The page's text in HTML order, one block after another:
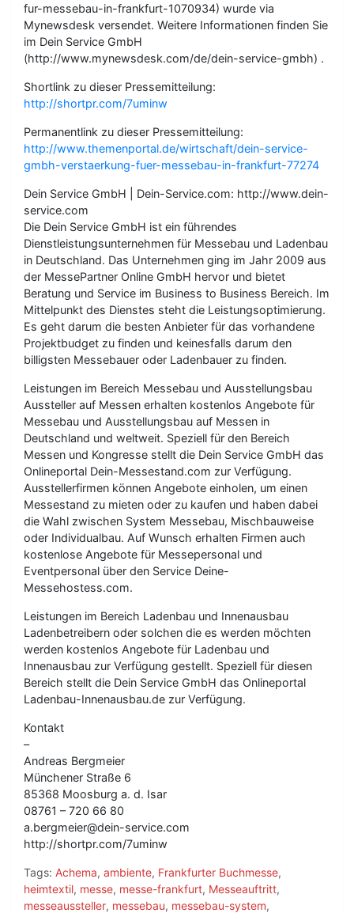
fur-messebau-in-frankfurt-1070934) wurde via
Mynewsdesk versendet. Weitere Informationen finden Sie
im Dein Service GmbH
(http://www.mynewsdesk.com/de/dein-service-gmbh) .
Shortlink zu dieser Pressemitteilung:
http://shortpr.com/7uminw
Permanentlink zu dieser Pressemitteilung:
http://www.themenportal.de/wirtschaft/dein-service-
gmbh-verstaerkung-fuer-messebau-in-frankfurt-77274
Dein Service GmbH | Dein-Service.com: http://www.dein-
service.com
Die Dein Service GmbH ist ein führendes
Dienstleistungsunternehmen für Messebau und Ladenbau
in Deutschland. Das Unternehmen ging im Jahr 2009 aus
der MessePartner Online GmbH hervor und bietet
Beratung und Service im Business to Business Bereich. Im
Mittelpunkt des Dienstes steht die Leistungsoptimierung.
Es geht darum die besten Anbieter für das vorhandene
Projektbudget zu finden und keinesfalls darum den
billigsten Messebauer oder Ladenbauer zu finden.
Leistungen im Bereich Messebau und Ausstellungsbau
Aussteller auf Messen erhalten kostenlos Angebote für
Messebau und Ausstellungsbau auf Messen in
Deutschland und weltweit. Speziell für den Bereich
Messen und Kongresse stellt die Dein Service GmbH das
Onlineportal Dein-Messestand.com zur Verfügung.
Ausstellerfirmen können Angebote einholen, um einen
Messestand zu mieten oder zu kaufen und haben dabei
die Wahl zwischen System Messebau, Mischbauweise
oder Individualbau. Auf Wunsch erhalten Firmen auch
kostenlose Angebote für Messepersonal und
Eventpersonal über den Service Deine-
Messehostess.com.
Leistungen im Bereich Ladenbau und Innenausbau
Ladenbetreibern oder solchen die es werden möchten
werden kostenlos Angebote für Ladenbau und
Innenausbau zur Verfügung gestellt. Speziell für diesen
Bereich stellt die Dein Service GmbH das Onlineportal
Ladenbau-Innenausbau.de zur Verfügung.
Kontakt
–
Andreas Bergmeier
Münchener Straße 6
85368 Moosburg a. d. Isar
08761 – 720 66 80
a.bergmeier@dein-service.com
http://shortpr.com/7uminw
Tags: Achema, ambiente, Frankfurter Buchmesse,
heimtextil, messe, messe-frankfurt, Messeauftritt,
messeaussteller, messebau, messebau-system,